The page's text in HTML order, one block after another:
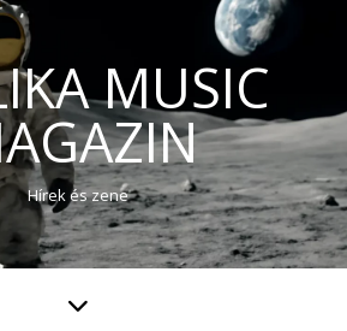
MUSIC
Hírek és zene